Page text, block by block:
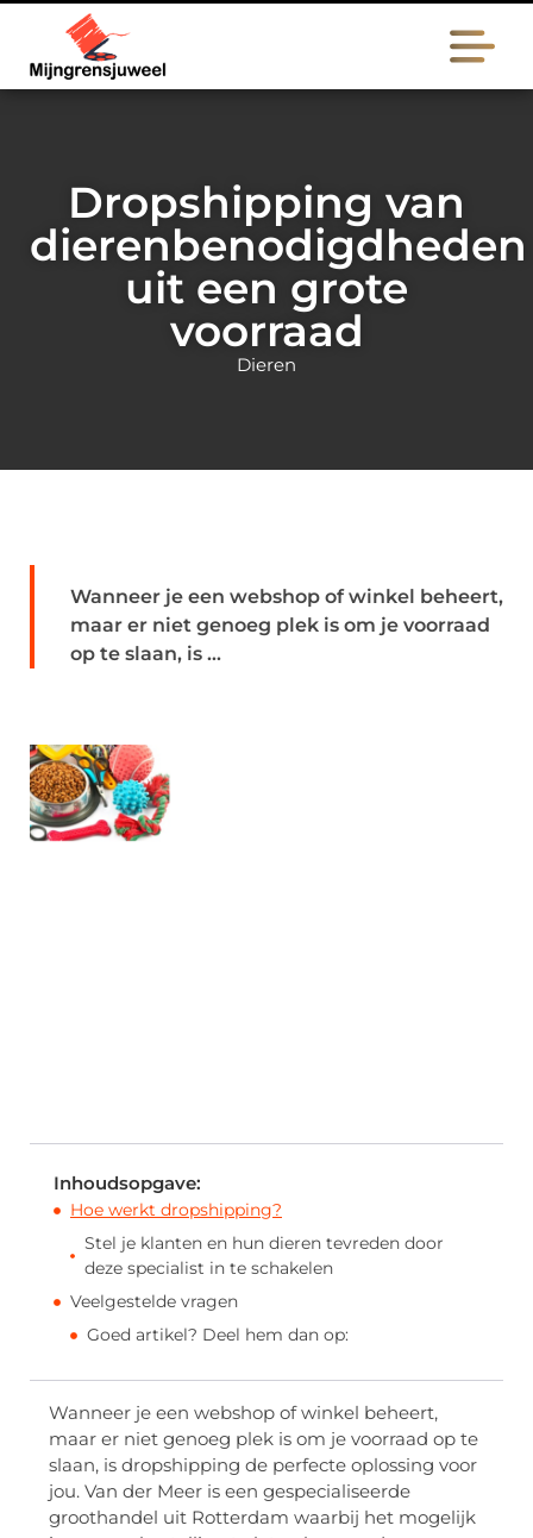
Dropshipping van
dierenbenodigdheden
uit een grote
voorraad
Dieren
Wanneer je een webshop of winkel beheert,
maar er niet genoeg plek is om je voorraad
op te slaan, is ...
Inhoudsopgave:
Hoe werkt dropshipping?
Stel je klanten en hun dieren tevreden door
deze specialist in te schakelen
Veelgestelde vragen
Goed artikel? Deel hem dan op:
Wanneer je een webshop of winkel beheert,
maar er niet genoeg plek is om je voorraad op te
slaan, is dropshipping de perfecte oplossing voor
jou. Van der Meer is een gespecialiseerde
groothandel uit Rotterdam waarbij het mogelijk